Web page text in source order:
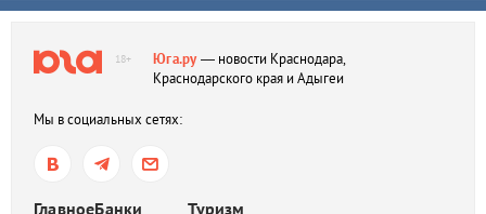
18+ Юга.ру— новости Краснодара,
Краснодарского края и Адыгеи
Мы в социальных сетях:
ГлавноеБанки Туризм